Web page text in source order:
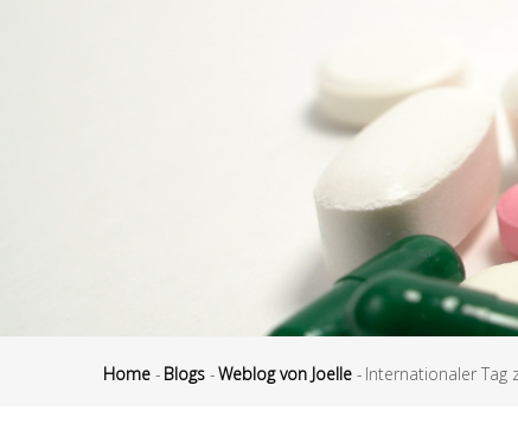
Home - Blogs -Weblog von Joelle - Internationaler Tag